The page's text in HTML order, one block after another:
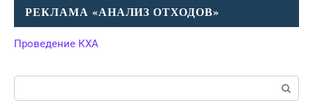
РЕКЛАМА «АНАЛИЗ ОТХОДОВ»
Проведение КХА
Поиск: